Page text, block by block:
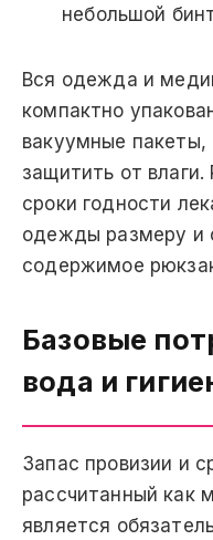
небольшой
Вся одежда и
компактно
вакуумные
защитить от влаги.
сроки годности
одежды размеру и
содержимое
Базовые
вода и
Запас провизии и
рассчитанный как
является